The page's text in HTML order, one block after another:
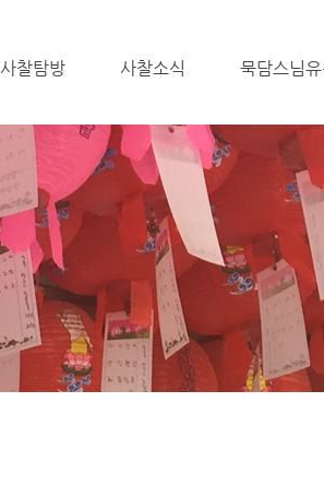
사찰탐방 사찰소식 묵담스님